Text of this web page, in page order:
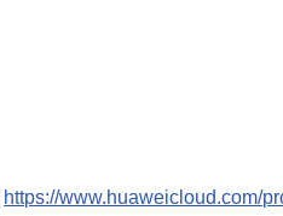
https://www.huaweicloud.com/